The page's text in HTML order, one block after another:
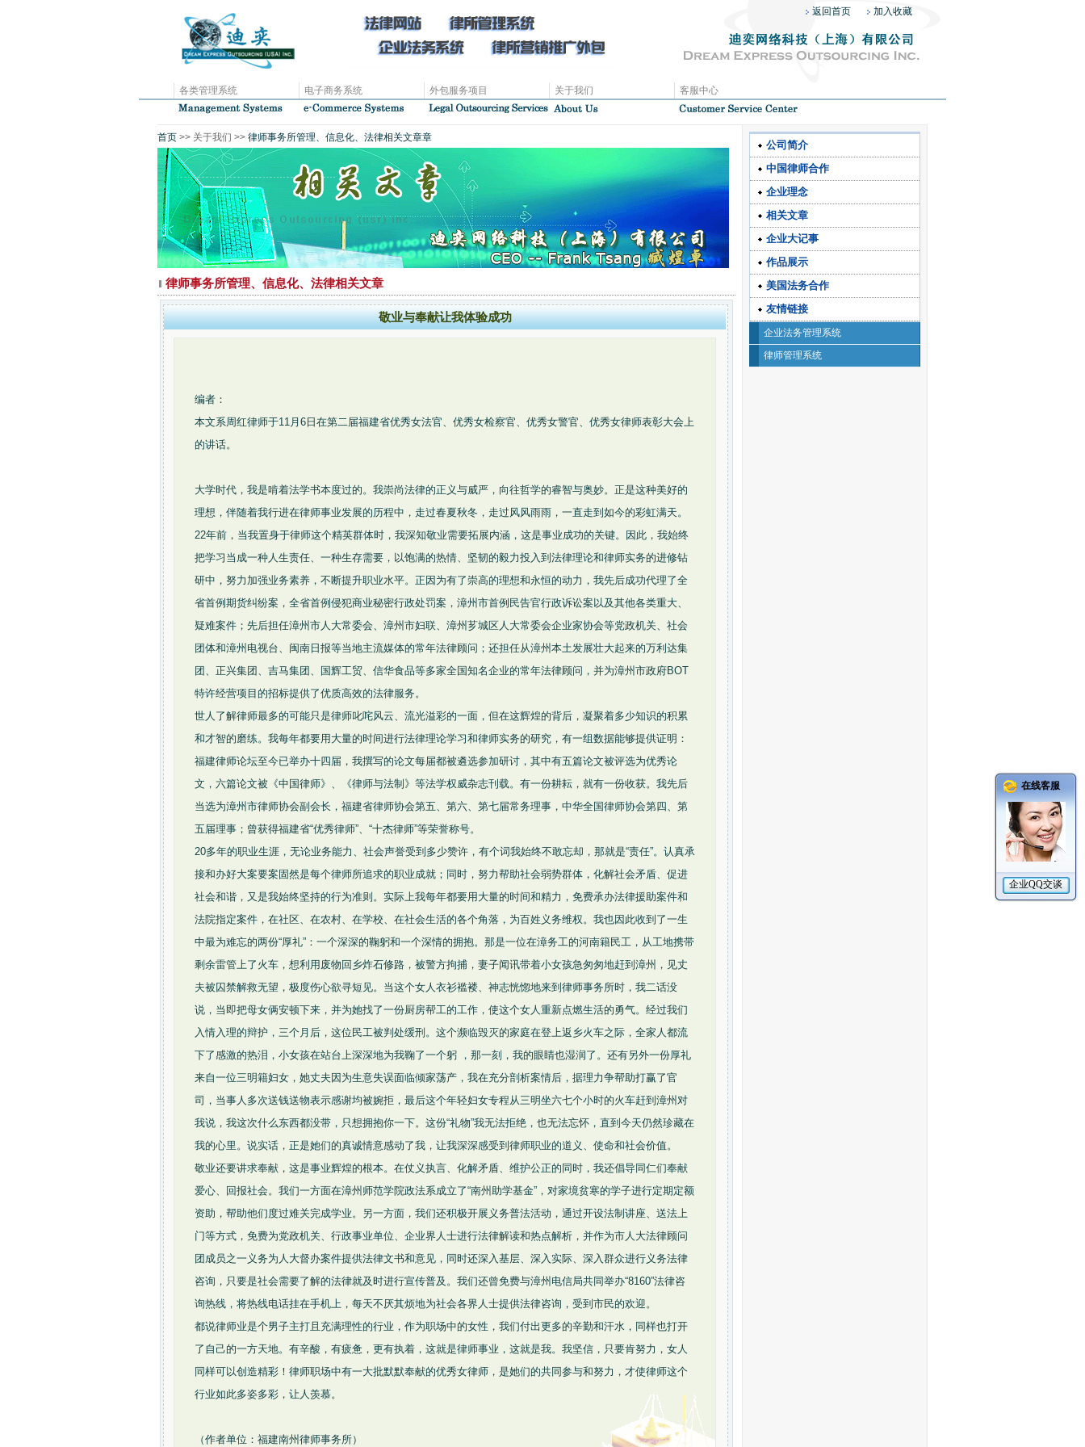
返回首页 加入收藏
各类管理系统 电子商务系统 外包服务项目 关于我们 客服中心
首页 >> 关于我们 >> 律师事务所管理、信息化、法律相关文章章
律师事务所管理、信息化、法律相关文章
敬业与奉献让我体验成功
编者：
本文系周红律师于11月6日在第二届福建省优秀女法官、优秀女检察官、优秀女警官、优秀女律师表彰大会上
的讲话。
大学时代，我是啃着法学书本度过的。我崇尚法律的正义与威严，向往哲学的睿智与奥妙。正是这种美好的
理想，伴随着我行进在律师事业发展的历程中，走过春夏秋冬，走过风风雨雨，一直走到如今的彩虹满天。
22年前，当我置身于律师这个精英群体时，我深知敬业需要拓展内涵，这是事业成功的关键。因此，我始终
把学习当成一种人生责任、一种生存需要，以饱满的热情、坚韧的毅力投入到法律理论和律师实务的进修钻
研中，努力加强业务素养，不断提升职业水平。正因为有了崇高的理想和永恒的动力，我先后成功代理了全
省首例期货纠纷案，全省首例侵犯商业秘密行政处罚案，漳州市首例民告官行政诉讼案以及其他各类重大、
疑难案件；先后担任漳州市人大常委会、漳州市妇联、漳州芗城区人大常委会企业家协会等党政机关、社会
团体和漳州电视台、闽南日报等当地主流媒体的常年法律顾问；还担任从漳州本土发展壮大起来的万利达集
团、正兴集团、吉马集团、国辉工贸、信华食品等多家全国知名企业的常年法律顾问，并为漳州市政府BOT
特许经营项目的招标提供了优质高效的法律服务。
世人了解律师最多的可能只是律师叱咤风云、流光溢彩的一面，但在这辉煌的背后，凝聚着多少知识的积累
和才智的磨练。我每年都要用大量的时间进行法律理论学习和律师实务的研究，有一组数据能够提供证明：
福建律师论坛至今已举办十四届，我撰写的论文每届都被遴选参加研讨，其中有五篇论文被评选为优秀论
文，六篇论文被《中国律师》、《律师与法制》等法学权威杂志刊载。有一份耕耘，就有一份收获。我先后
当选为漳州市律师协会副会长，福建省律师协会第五、第六、第七届常务理事，中华全国律师协会第四、第
五届理事；曾获得福建省“优秀律师”、“十杰律师”等荣誉称号。
20多年的职业生涯，无论业务能力、社会声誉受到多少赞许，有个词我始终不敢忘却，那就是“责任”。认真承
接和办好大案要案固然是每个律师所追求的职业成就；同时，努力帮助社会弱势群体，化解社会矛盾、促进
社会和谐，又是我始终坚持的行为准则。实际上我每年都要用大量的时间和精力，免费承办法律援助案件和
法院指定案件，在社区、在农村、在学校、在社会生活的各个角落，为百姓义务维权。我也因此收到了一生
中最为难忘的两份“厚礼”：一个深深的鞠躬和一个深情的拥抱。那是一位在漳务工的河南籍民工，从工地携带
剩余雷管上了火车，想利用废物回乡炸石修路，被警方拘捕，妻子闻讯带着小女孩急匆匆地赶到漳州，见丈
夫被囚禁解救无望，极度伤心欲寻短见。当这个女人衣衫褴褛、神志恍惚地来到律师事务所时，我二话没
说，当即把母女俩安顿下来，并为她找了一份厨房帮工的工作，使这个女人重新点燃生活的勇气。经过我们
入情入理的辩护，三个月后，这位民工被判处缓刑。这个濒临毁灭的家庭在登上返乡火车之际，全家人都流
下了感激的热泪，小女孩在站台上深深地为我鞠了一个躬 ，那一刻，我的眼睛也湿润了。还有另外一份厚礼
来自一位三明籍妇女，她丈夫因为生意失误面临倾家荡产，我在充分剖析案情后，据理力争帮助打赢了官
司，当事人多次送钱送物表示感谢均被婉拒，最后这个年轻妇女专程从三明坐六七个小时的火车赶到漳州对
我说，我这次什么东西都没带，只想拥抱你一下。这份“礼物”我无法拒绝，也无法忘怀，直到今天仍然珍藏在
我的心里。说实话，正是她们的真诚情意感动了我，让我深深感受到律师职业的道义、使命和社会价值。
敬业还要讲求奉献，这是事业辉煌的根本。在仗义执言、化解矛盾、维护公正的同时，我还倡导同仁们奉献
爱心、回报社会。我们一方面在漳州师范学院政法系成立了“南州助学基金”，对家境贫寒的学子进行定期定额
资助，帮助他们度过难关完成学业。另一方面，我们还积极开展义务普法活动，通过开设法制讲座、送法上
门等方式，免费为党政机关、行政事业单位、企业界人士进行法律解读和热点解析，并作为市人大法律顾问
团成员之一义务为人大督办案件提供法律文书和意见，同时还深入基层、深入实际、深入群众进行义务法律
咨询，只要是社会需要了解的法律就及时进行宣传普及。我们还曾免费与漳州电信局共同举办“8160”法律咨
询热线，将热线电话挂在手机上，每天不厌其烦地为社会各界人士提供法律咨询，受到市民的欢迎。
都说律师业是个男子主打且充满理性的行业，作为职场中的女性，我们付出更多的辛勤和汗水，同样也打开
了自己的一方天地。有辛酸，有疲惫，更有执着，这就是律师事业，这就是我。我坚信，只要肯努力，女人
同样可以创造精彩！律师职场中有一大批默默奉献的优秀女律师，是她们的共同参与和努力，才使律师这个
行业如此多姿多彩，让人羡慕。
（作者单位：福建南州律师事务所）
公司简介
中国律师合作
企业理念
相关文章
企业大记事
作品展示
美国法务合作
友情链接
企业法务管理系统
律师管理系统